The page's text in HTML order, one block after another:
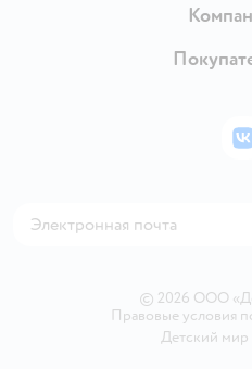
Доставка
Правила
Политика
© 2026 ООО
Правовые условия
Детский мир